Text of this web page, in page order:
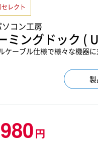
レクト
ソコン工房
ミングドック (
ケーブル仕様で様々な機器
円